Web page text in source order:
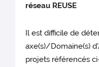
réseau REUSE
Il est difficile de
axe(s)/Domaine(s)
projets référencés